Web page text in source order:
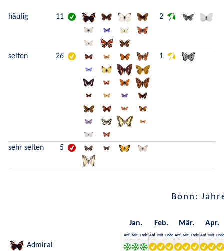
häufig 11 2
selten 26 1
sehr selten 5
Bonn:
Jan. Feb. Mär. Apr.
Anf. Mit. Ende Anf. Mit. Ende Anf. Mit. Ende Anf. Mit. Ende
Admiral